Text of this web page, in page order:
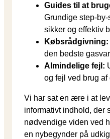
Guides til at
Grundige step-
sikker og effektiv
Købsrådgivning:
den bedste
Almindelige fejl:
og fejl ved brug af
Vi har sat en ære i at
informativt indhold, der
nødvendige viden ved
en nybegynder på